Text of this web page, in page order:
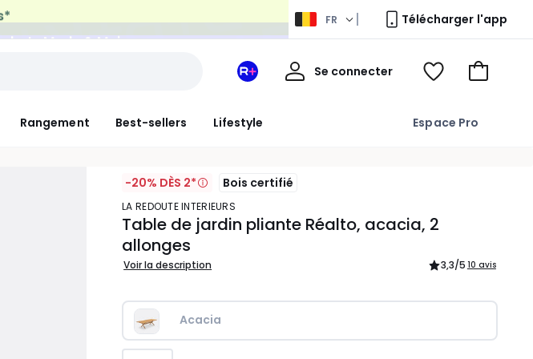
Mode & Maison FR Télécharger l'app
Rangement Best-sellers Lifestyle Espace Pro
Mon
Redoute
Se connecter
Mon
Voir
Aller
-20% DÈS 2* Bois certifié
LA REDOUTE INTERIEURS
Table de jardin pliante Réalto, acacia, 2
allonges
Voir la description 3,3/5 10 avis
Acacia